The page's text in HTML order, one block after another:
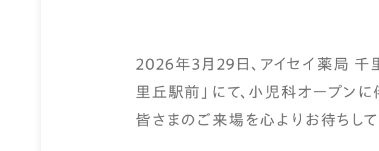
2026年3月29日、アイセイ薬局 千
里丘駅前」にて、小児科オープンに
皆さまのご来場を心よりお待ちして